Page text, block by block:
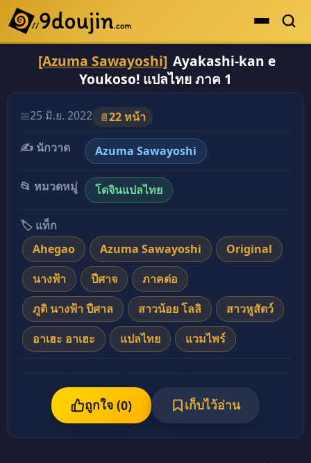
ดูเยอะสุด
คะแนนเยอะสุด
โดจินรูปสี
ระดับตำนาน
ยอดนิยม
เรื่องที่เก็บไว้
[Azuma Sawayoshi] Ayakashi-kan e
Youkoso! แปลไทย ภาค 1
📅25 มิ.ย. 2022 📄22 หน้า
✍️ นักวาด
Azuma Sawayoshi
📂 หมวดหมู่ โดจินแปลไทย
🏷️ แท็ก
Ahegao
Azuma Sawayoshi
Original
นางฟ้า
ปีศาจ
ภาคต่อ
ภูติ นางฟ้า ปีศาล
สาวน้อย โลลิ
สาวหูสัตว์
อาเฮะ อาเฮะ
แปลไทย แวมไพร์
ถูกใจ (0) เก็บไว้อ่าน